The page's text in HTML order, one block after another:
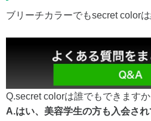
ブリーチカラーでもsecret color
Q.secret colorは誰でもできますか
A.はい、美容学生の方も入会さ